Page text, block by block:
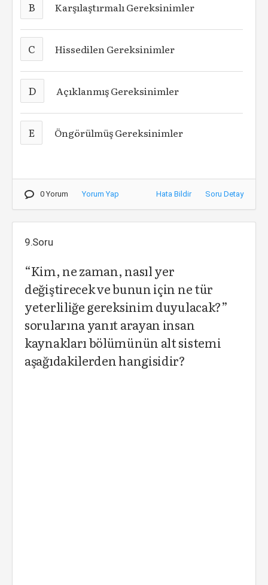
B Karşılaştırmalı Gereksinimler
C Hissedilen Gereksinimler
D Açıklanmış Gereksinimler
E Öngörülmüş Gereksinimler
0 Yorum Yorum Yap Hata Bildir Soru Detay
9.Soru
“Kim, ne zaman, nasıl yer
değiştirecek ve bunun için ne tür
yeterliliğe gereksinim duyulacak?”
sorularına yanıt arayan insan
kaynakları bölümünün alt sistemi
aşağıdakilerden hangisidir?